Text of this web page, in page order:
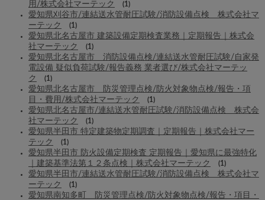
用/株式会社マーテック
(1)
愛知県刈谷市/連結送水管耐圧試験/消防設備点検 株式会社マ
ーテック
(1)
愛知県北名古屋市 建築設備定期検査業務｜定期報告｜株式会
社マーテック
(1)
愛知県北名古屋市 消防設備点検/連結送水管耐圧試験/自家発
電設備 疑似負荷試験/報告義務 業者選び/株式会社マーテッ
ク
(1)
愛知県北名古屋市 防災管理点検/防火対象物点検/報告・項
目・費用/株式会社マーテック
(1)
愛知県北名古屋市/連結送水管耐圧試験/消防設備点検 株式会
社マーテック
(1)
愛知県半田市 特定建築物定期調査｜定期報告｜株式会社マー
テック
(1)
愛知県半田市 防火設備定期検査 定期報告｜愛知県に最強特化
｜建築基準法第１２条点検｜株式会社マーテック
(1)
愛知県半田市/連結送水管耐圧試験/消防設備点検 株式会社マ
ーテック
(1)
愛知県南知多町 防災管理点検/防火対象物点検/報告・項目・